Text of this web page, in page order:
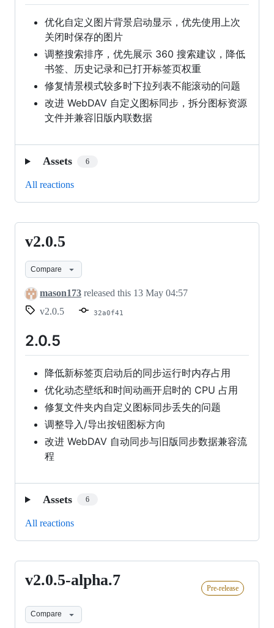
优化自定义图片背景启动显示，优先使用上次
关闭时保存的图片
调整搜索排序，优先展示 360 搜索建议，降低
书签、历史记录和已打开标签页权重
修复情景模式较多时下拉列表不能滚动的问题
改进 WebDAV 自定义图标同步，拆分图标资源
文件并兼容旧版内联数据
Assets 6
All reactions
v2.0.5
v2.0.5
Compare
mason173 released this 13 May 04:57
v2.0.5
32a0f41
2.0.5
降低新标签页启动后的同步运行时内存占用
优化动态壁纸和时间动画开启时的 CPU 占用
修复文件夹内自定义图标同步丢失的问题
调整导入/导出按钮图标方向
改进 WebDAV 自动同步与旧版同步数据兼容流
程
Assets 6
All reactions
v2.0.5-
v2.0.5-alpha.7 Pre-release
Compare